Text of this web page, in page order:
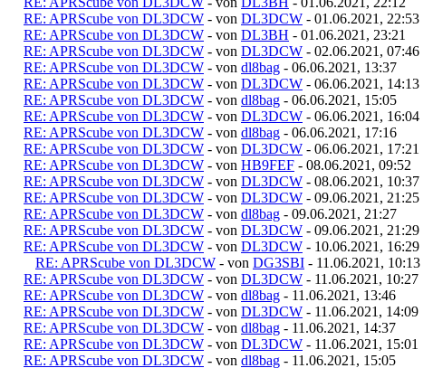
RE: APRScube von DL3DCW - von DL3DCW - 01.06.2021, 22:53
RE: APRScube von DL3DCW - von DL3BH - 01.06.2021, 23:21
RE: APRScube von DL3DCW - von DL3DCW - 02.06.2021, 07:46
RE: APRScube von DL3DCW - von dl8bag - 06.06.2021, 13:37
RE: APRScube von DL3DCW - von DL3DCW - 06.06.2021, 14:13
RE: APRScube von DL3DCW - von dl8bag - 06.06.2021, 15:05
RE: APRScube von DL3DCW - von DL3DCW - 06.06.2021, 16:04
RE: APRScube von DL3DCW - von dl8bag - 06.06.2021, 17:16
RE: APRScube von DL3DCW - von DL3DCW - 06.06.2021, 17:21
RE: APRScube von DL3DCW - von HB9FEF - 08.06.2021, 09:52
RE: APRScube von DL3DCW - von DL3DCW - 08.06.2021, 10:37
RE: APRScube von DL3DCW - von DL3DCW - 09.06.2021, 21:25
RE: APRScube von DL3DCW - von dl8bag - 09.06.2021, 21:27
RE: APRScube von DL3DCW - von DL3DCW - 09.06.2021, 21:29
RE: APRScube von DL3DCW - von DL3DCW - 10.06.2021, 16:29
RE: APRScube von DL3DCW - von DG3SBI - 11.06.2021, 10:13
RE: APRScube von DL3DCW - von DL3DCW - 11.06.2021, 10:27
RE: APRScube von DL3DCW - von dl8bag - 11.06.2021, 13:46
RE: APRScube von DL3DCW - von DL3DCW - 11.06.2021, 14:09
RE: APRScube von DL3DCW - von dl8bag - 11.06.2021, 14:37
RE: APRScube von DL3DCW - von DL3DCW - 11.06.2021, 15:01
RE: APRScube von DL3DCW - von dl8bag - 11.06.2021, 15:05